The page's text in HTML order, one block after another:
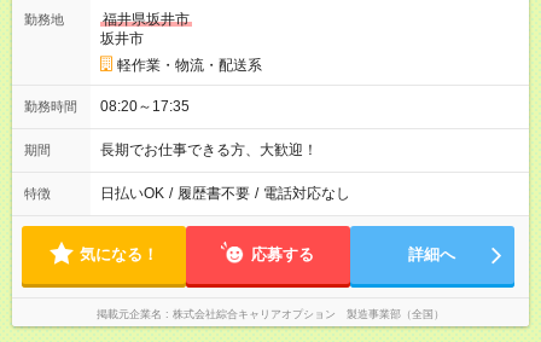
勤務地
福井県坂井市
坂井市
軽作業・物流・配送系
勤務時間 08:20～17:35
期間 長期でお仕事できる方、大歓迎！
特徴 日払いOK / 履歴書不要 / 電話対応なし
気になる！ 応募する 詳細へ
掲載元企業名 株式会社綜合キャリアオプション 製造事業部（全国）